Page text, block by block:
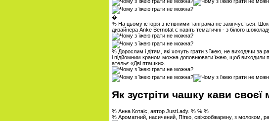
�
% На цьому історія з їстівними танграма не закінчується.
дизайнера Anke Bernotat є навіть тематичні - з білого
% Дорослим і дітям, які хочуть грати з їжею, не виходячи за
і підйомним краном можна доповнювати їжею, щоб виходили
ательє «Дві пташки».
Як зустріти чашку кави своєї
% Анна Котаіс, автор JustLady. % % %
% Ароматний, насичений, Пітко, свіжообжарену, з молоком,